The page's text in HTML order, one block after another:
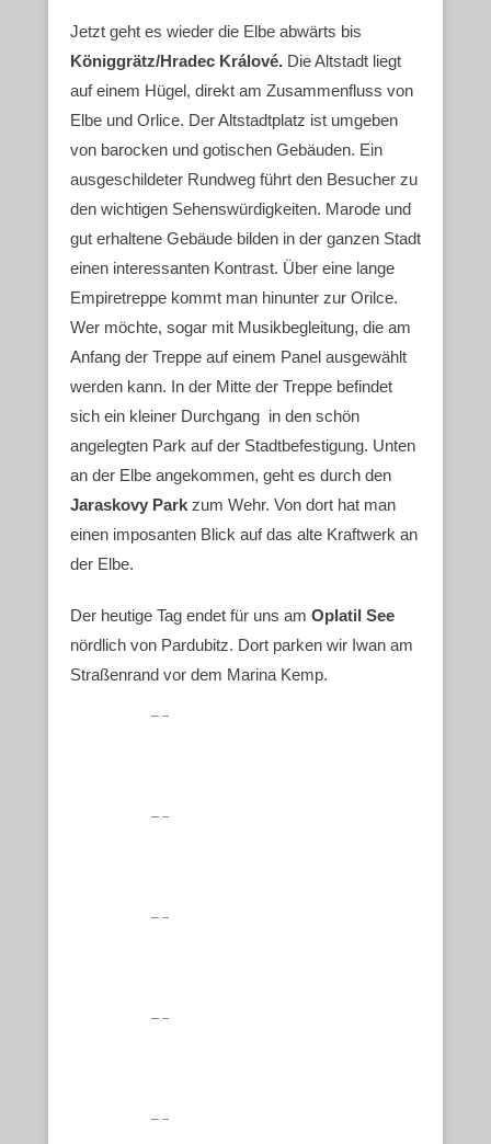
Jetzt geht es wieder die Elbe abwärts bis
Königgrätz/Hradec Králové. Die Altstadt liegt
auf einem Hügel, direkt am Zusammenfluss von
Elbe und Orlice. Der Altstadtplatz ist umgeben
von barocken und gotischen Gebäuden. Ein
ausgeschildeter Rundweg führt den Besucher zu
den wichtigen Sehenswürdigkeiten. Marode und
gut erhaltene Gebäude bilden in der ganzen Stadt
einen interessanten Kontrast. Über eine lange
Empiretreppe kommt man hinunter zur Orilce.
Wer möchte, sogar mit Musikbegleitung, die am
Anfang der Treppe auf einem Panel ausgewählt
werden kann. In der Mitte der Treppe befindet
sich ein kleiner Durchgang in den schön
angelegten Park auf der Stadtbefestigung. Unten
an der Elbe angekommen, geht es durch den
Jaraskovy Park zum Wehr. Von dort hat man
einen imposanten Blick auf das alte Kraftwerk an
der Elbe.
Der heutige Tag endet für uns am Oplatil See
nördlich von Pardubitz. Dort parken wir Iwan am
Straßenrand vor dem Marina Kemp.